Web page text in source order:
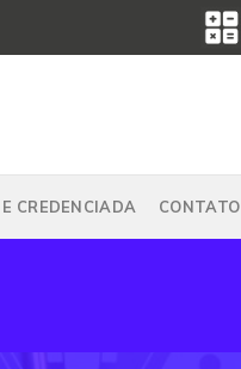
CREDENCIADA CONTATO